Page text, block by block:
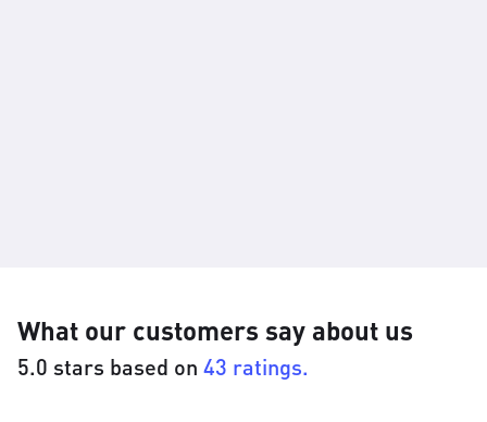
What our customers say about us
5.0 stars based on 43 ratings.